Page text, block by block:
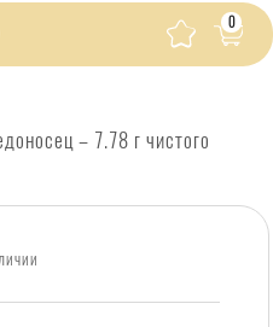
0
– 7.78 г чистого